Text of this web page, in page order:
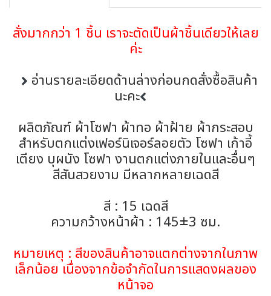
สั่งมากกว่า 1 ชิ้น เราจะตัดเป็นผ้าชิ้นเดียวให้เลย
ค่ะ
อ่านรายละเอียดด้านล่างก่อนกดสั่งซื้อสินค้า
นะคะ
ผลิตภัณฑ์ ผ้าโซฟา ผ้าทอ ผ้าฝ้าย ผ้ากระสอบ
สำหรับตกแต่งเฟอร์นิเจอร์ลอยตัว โซฟา เก้าอี้
เตียง บุผนัง โซฟา งานตกแต่งภายในและอื่นๆ
สีสันสวยงาม มีหลากหลายเฉดสี
สี : 15 เฉดสี
ความกว้างหน้าผ้า : 145±3 ซม.
หมายเหตุ : สีของสินค้าอาจแตกต่างจากในภาพ
เล็กน้อย เนื่องจากข้อจำกัดในการแสดงผลของ
หน้าจอ